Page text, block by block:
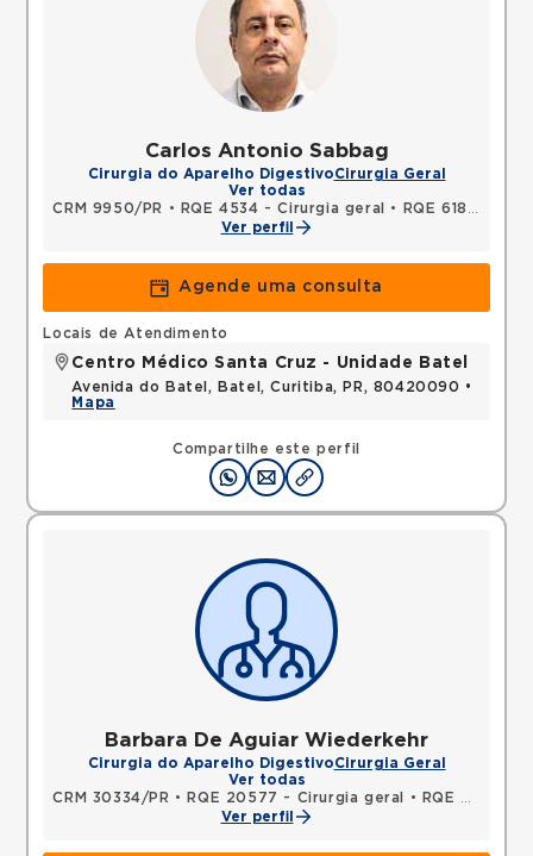
Carlos Antonio Sabbag
Cirurgia do Aparelho DigestivoCirurgia Geral
Ver todas
CRM 9950/PR
• RQE 4534 - Cirurgia geral •
RQE 6182 - Cirurgia do aparelho digestivo
Ver perfil
Agende uma consulta
Compartilhe este perfil
Locais de Atendimento
Centro Médico Santa Cruz - Unidade Batel
Avenida do Batel, Batel, Curitiba, PR, 80420090 •
Mapa
Barbara De Aguiar Wiederkehr
Cirurgia do Aparelho DigestivoCirurgia Geral
Ver todas
CRM 30334/PR • RQE 20577 - Cirurgia geral •
RQE 26171 - Cirurgia do aparelho digestivo
Ver perfil